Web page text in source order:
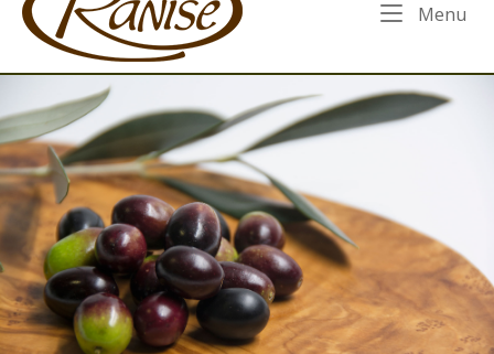
Menu